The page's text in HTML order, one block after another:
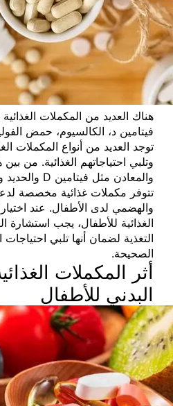
هناك العديد من المكملات
فيتامين د، الكالسيوم، حمض
توجد العديد من أنواع المكملات
وتلبي احتياجاتهم الغذائية. من
تتوفر مكملات غذائية مخصصة
والهضمي لدى الأطفال. عند
الغذائية للأطفال، يجب استشارة
التغذية لضمان أنها تلبي
الصحيحة.
أثر المكملات
البدني للأطفال